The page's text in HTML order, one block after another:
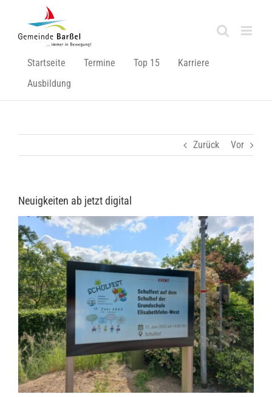
springen
Startseite Termine Top 15
Karriere
Ausbildung
Zurück Vor
Neuigkeiten ab jetzt digital
Zeige
grösseres
Bild